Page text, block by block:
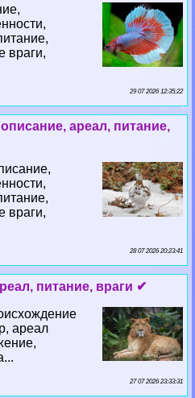
враги,
29 07 2026 12:35:22
ареал, питание,
враги,
28 07 2026 20:23:41
питание, враги ✔
ареал
27 07 2026 23:33:31